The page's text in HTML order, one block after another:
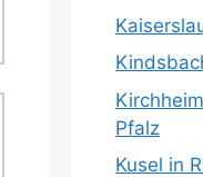
Pfalz
Kusel in